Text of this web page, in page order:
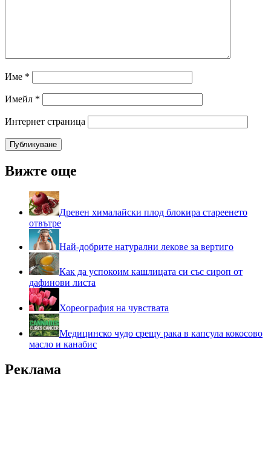
Име *
Имейл *
Интернет страница
Вижте още
Древен хималайски плод блокира стареенето
отвътре
Най-добрите натурални лекове за вертиго
Как да успокоим кашлицата си със сироп от
дафинови листа
Хореография на чувствата
Медицинско чудо срещу рака в капсула кокосово
масло и канабис
Реклама